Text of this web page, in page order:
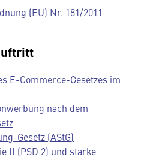
(EU) Nr. 181/2011
E-Commerce-Gesetzes im
nach dem
Gesetz (AStG)
II (PSD 2) und starke